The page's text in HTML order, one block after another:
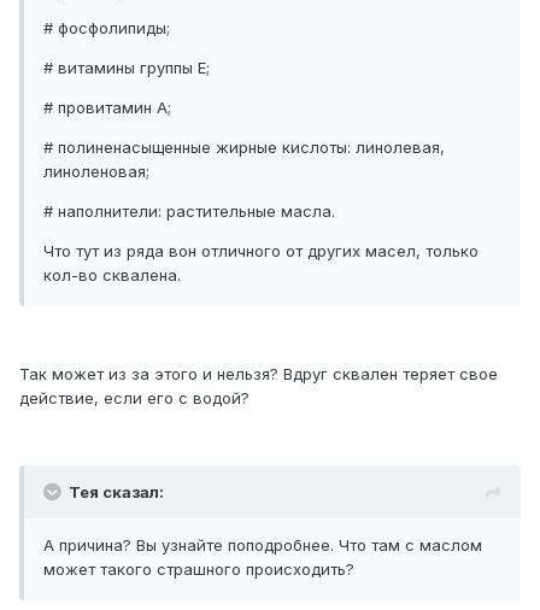
# фосфолипиды;
# витамины группы Е;
# провитамин А;
# полиненасыщенные жирные кислоты: линолевая,
линоленовая;
# наполнители: растительные масла.
Что тут из ряда вон отличного от других масел, только
кол-во сквалена.
Так может из за этого и нельзя? Вдруг сквален теряет свое
действие, если его с водой?
Тея сказал:
А причина? Вы узнайте поподробнее. Что там с маслом
может такого страшного происходить?